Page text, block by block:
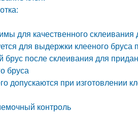
для качественного
для выдержки клееного бруса
брус после склеивания для
бруса
допускаются при изготовлении
контроль